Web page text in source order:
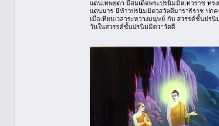
แดนเทพยดา มีสมเด็จพระปรนิมมิตเทวราช ทร
แดนมาร มีท้าวปรนิมมิตวสวัตตีมาราธิราช ปกค
เมื่อเทียบเวลาระหว่างมนุษย์ กับ สวรรค์ชั้นปร
วันในสวรรค์ชั้นปรนิมมิตวาวัตตี